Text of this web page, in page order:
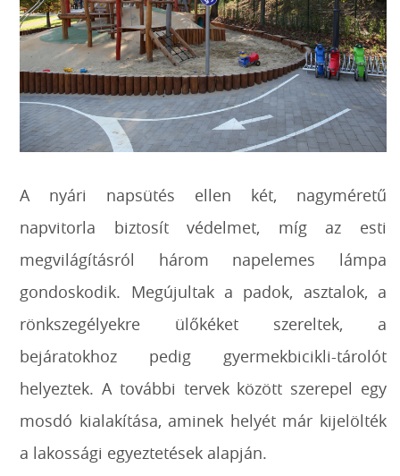
A nyári napsütés ellen két, nagyméretű
napvitorla biztosít védelmet, míg az esti
megvilágításról három napelemes lámpa
gondoskodik. Megújultak a padok, asztalok, a
rönkszegélyekre ülőkéket szereltek, a
bejáratokhoz pedig gyermekbicikli-tárolót
helyeztek. A további tervek között szerepel egy
mosdó kialakítása, aminek helyét már kijelölték
a lakossági egyeztetések alapján.